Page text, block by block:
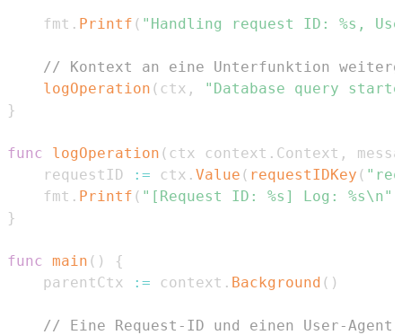
	fmt
. Printf ( "Handling request ID: %s,
// Kontext an eine Unterfunktion
logOperation ( ctx ,
"Database query
}
func logOperation ( ctx context . Context ,
	requestID
:= ctx . Value ( requestIDKey (
	fmt
. Printf ( "[Request ID: %s] Log: %s\n"
}
func main ( )
{
	parentCtx
:= context . Background ( )
// Eine Request-ID und einen User-Agent